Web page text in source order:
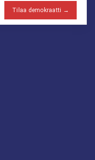
Tilaa demokraatti →